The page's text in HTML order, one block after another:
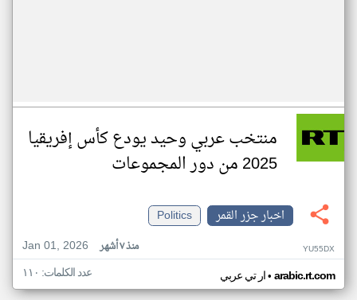
منتخب عربي وحيد يودع كأس إفريقيا
2025 من دور المجموعات
اخبار جزر القمر
Politics
Jan 01, 2026
منذ ٧ أشهر YU55DX
ار تي عربي• arabic.rt.com عدد الكلمات: ١١٠